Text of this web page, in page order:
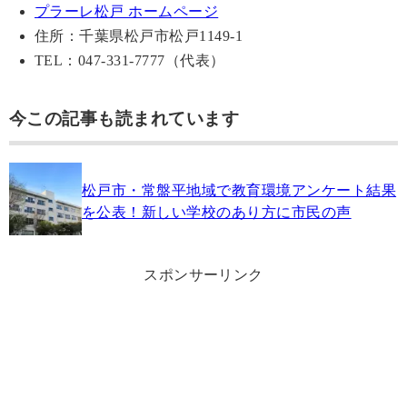
プラーレ松戸 ホームページ
住所：千葉県松戸市松戸1149-1
TEL：047-331-7777（代表）
今この記事も読まれています
松戸市・常盤平地域で教育環境アンケート結果
を公表！新しい学校のあり方に市民の声
スポンサーリンク